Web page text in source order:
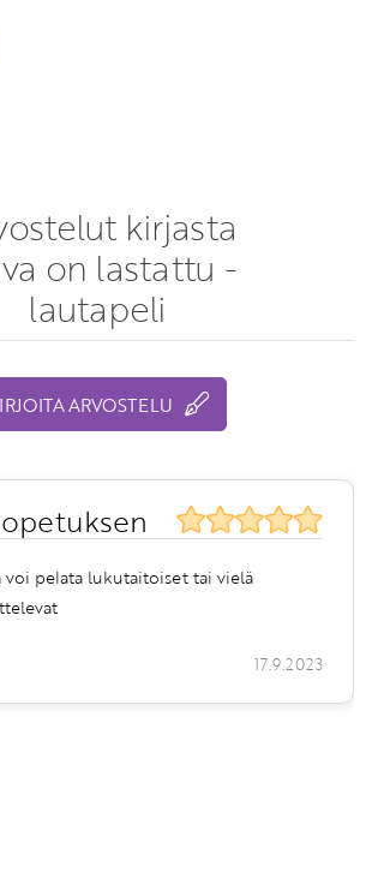
kirjasta
on lastattu -
lautapeli
ARVOSTELU
voi pelata lukutaitoiset tai vielä
17.9.2023